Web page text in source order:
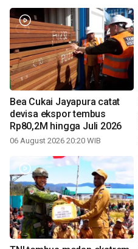
Bea Cukai Jayapura catat
devisa ekspor tembus
Rp80,2M hingga Juli 2026
06 August 2026 20:20 WIB